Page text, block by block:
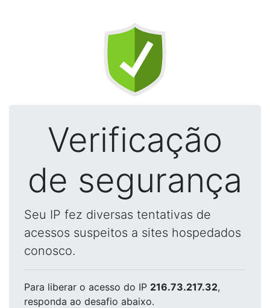
Verificação
de segurança
Seu IP fez diversas tentativas de
acessos suspeitos a sites hospedados
conosco.
Para liberar o acesso do IP 216.73.217.32,
responda ao desafio abaixo.